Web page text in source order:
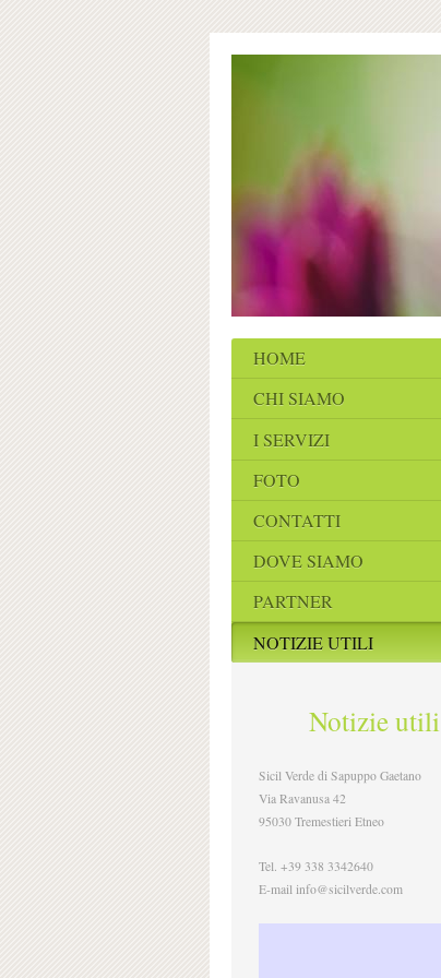
HOME
CHI SIAMO
I SERVIZI
FOTO
CONTATTI
DOVE SIAMO
PARTNER
NOTIZIE UTILI
Notizie utili
Sicil Verde di Sapuppo Gaetano
Via Ravanusa 42
95030 Tremestieri Etneo
Tel. +39 338 3342640
E-mail info@sicilverde.com